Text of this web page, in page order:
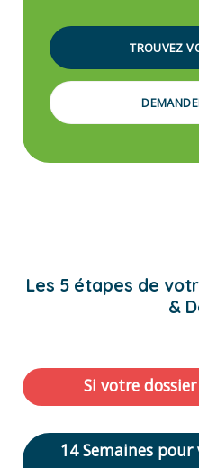
TROUVEZ
Les 5 étapes de
&
Si votre
14 Semaines